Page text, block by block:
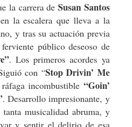
la carrera de Susan Santos
la escalera que lleva a la
y tras su actuación previa
público deseoso de
. Los primeros acordes ya
con “Stop Drivin’ Me
incombustible “Goin’
. Desarrollo impresionante, y
musicalidad abruma, y